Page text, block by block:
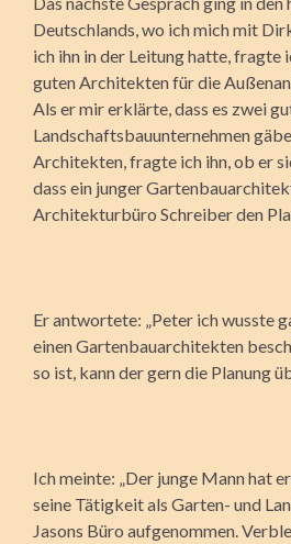
Deutschlands, wo ich mich mit
ich ihn in der Leitung hatte, fragte
guten Architekten für die
Als er mir erklärte, dass es zwei
Landschaftsbauunternehmen
Architekten, fragte ich ihn, ob er
dass ein junger
Architekturbüro Schreiber den
Er antwortete: „Peter ich wusste
einen Gartenbauarchitekten
so ist, kann der gern die Planung
Ich meinte: „Der junge Mann hat
seine Tätigkeit als Garten- und
Jasons Büro aufgenommen.